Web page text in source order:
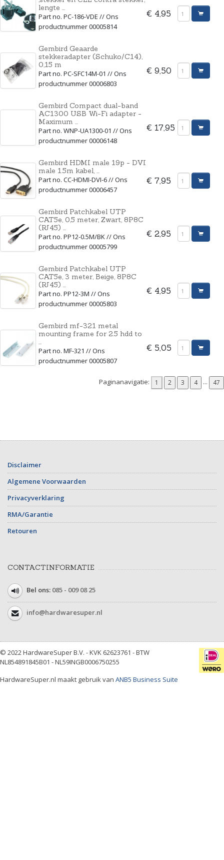
lengte ...
Part no. PC-186-VDE // Ons
productnummer 00005814
€ 4,95
Gembird Geaarde
stekkeradapter (Schuko/C14),
0,15 m
Part no. PC-SFC14M-01 // Ons
productnummer 00006803
€ 9,50
Gembird Compact dual-band
AC1300 USB Wi-Fi adapter -
Maximum ...
Part no. WNP-UA1300-01 // Ons
productnummer 00006148
€ 17,95
Gembird HDMI male 19p - DVI
male 1.5m kabel, ...
Part no. CC-HDMI-DVI-6 // Ons
productnummer 00006457
€ 7,95
Gembird Patchkabel UTP
CAT5e, 0,5 meter, Zwart, 8P8C
(RJ45) ...
Part no. PP12-0.5M/BK // Ons
productnummer 00005799
€ 2,95
Gembird Patchkabel UTP
CAT5e, 3 meter, Beige, 8P8C
(RJ45) ...
Part no. PP12-3M // Ons
productnummer 00005803
€ 4,95
Gembird mf-321 metal
mounting frame for 2.5 hdd to
...
Part no. MF-321 // Ons
productnummer 00005807
€ 5,05
Paginanavigatie: ...
Disclaimer
Algemene Voorwaarden
Privacyverklaring
RMA/Garantie
Retouren
CONTACTINFORMATIE
Bel ons: 085 - 009 08 25
info@hardwaresuper.nl
© 2022 HardwareSuper B.V. - KVK 62623761 - BTW
NL854891845B01 - NL59INGB0006750255
HardwareSuper.nl maakt gebruik van ANB5 Business Suite